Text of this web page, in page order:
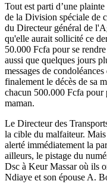
Tout est parti d’une
de la Division spéciale de
du Directeur général de
qu'elle aurait sollicité ce
50.000 Fcfa pour se
aussi que quelques jours
messages de
finalement le décès de sa
chacun 500.000 Fcfa pour
maman.
Le Directeur des
la cible du malfaiteur.
alerté immédiatement la
ailleurs, le pistage du
Dsc à Keur Massar où ils
Ndiaye et son épouse A.